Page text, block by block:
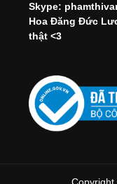
Skype:
Hoa Đăng Đức
thật <3